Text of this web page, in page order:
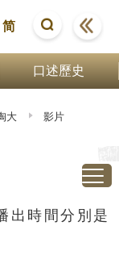
简
口述歷史
大 影片
出時間分別是